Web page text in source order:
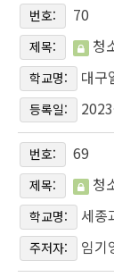
번호: 70
제목:
청
학교명: 대구
등록일:
번호: 69
제목:
청
학교명: 세종
주저자: 임기